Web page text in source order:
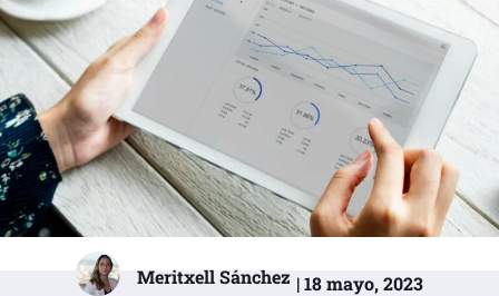
Meritxell Sánchez | 18 mayo, 2023